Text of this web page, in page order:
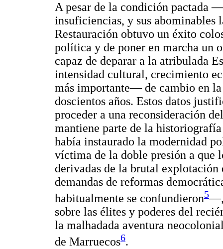
A pesar de la condición pactada
insuficiencias, y sus abominables
Restauración obtuvo un éxito
política y de poner en marcha un
capaz de deparar a la atribulada
intensidad cultural, crecimiento
más importante— de cambio en
doscientos años. Estos datos
proceder a una reconsideración
mantiene parte de la
había instaurado la modernidad
víctima de la doble presión a que
derivadas de la brutal
demandas de reformas
habitualmente se confundieron5—,
sobre las élites y poderes del
la malhadada aventura
de Marruecos6.